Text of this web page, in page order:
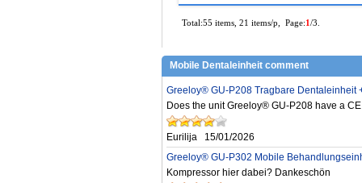
Total:55 items, 21 items/p, Page:1/3.
Mobile Dentaleinheit comment
Greeloy® GU-P208 Tragbare Dentaleinheit
Does the unit Greeloy® GU-P208 have a
Eurilija
15/01/2026
Greeloy® GU-P302 Mobile
Kompressor hier dabei? Dankeschön